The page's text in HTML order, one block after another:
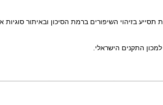
בזיהוי השיפורים ברמת הסיכון ובאיתור
התקנים הישראלי.